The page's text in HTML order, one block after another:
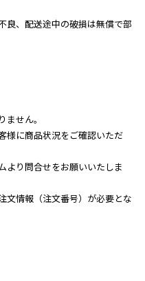
良、配送途中の破損は無償で部
ません。
様に商品状況をご確認いただ
より問合せをお願いいたしま
文情報（注文番号）が必要とな